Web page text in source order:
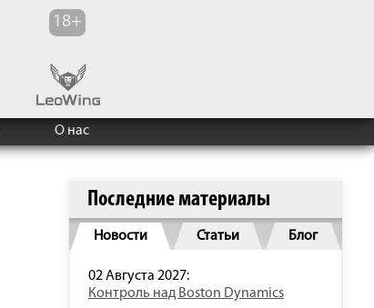
О нас
Последние материалы
Новости Статьи Блог
02 Августа 2027:
Контроль над Boston Dynamics